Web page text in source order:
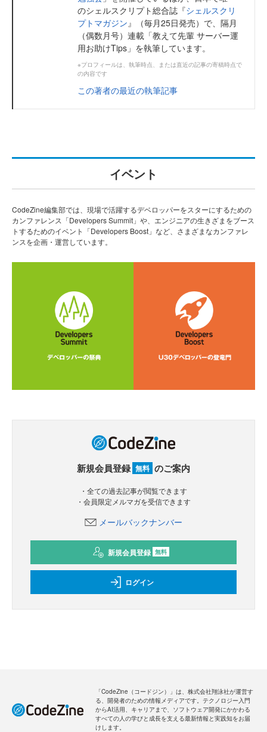
のシェルスクリプト総合誌『シェルスクリ
プトマガジン 』（毎月25日発売）で、隔月
（偶数月号）連載「教えて先輩 サーバー運
用お助けTips」を執筆しています。
※プロフィールは、執筆時点、または直近の記事の寄稿時点で
の内容です
この著者の最近の執筆記事
イベント
CodeZine編集部では、現場で活躍するデベロッパーをスターにするための
カンファレンス「Developers Summit」や、エンジニアの生きざまをブース
トするためのイベント「Developers Boost」など、さまざまなカンファレ
ンスを企画・運営しています。
新規会員登録 無料 のご案内
・全ての過去記事が閲覧できます
・会員限定メルマガを受信できます
メールバックナンバー
新規会員登録 無料
ログイン
「CodeZine（コードジン）」は、株式会社翔泳社が運営す
る、開発者のための情報メディアです。テクノロジー入門
からAI活用、キャリアまで、ソフトウェア開発にかかわる
すべての人の学びと成長を支える最新情報と実践知をお届
けします。